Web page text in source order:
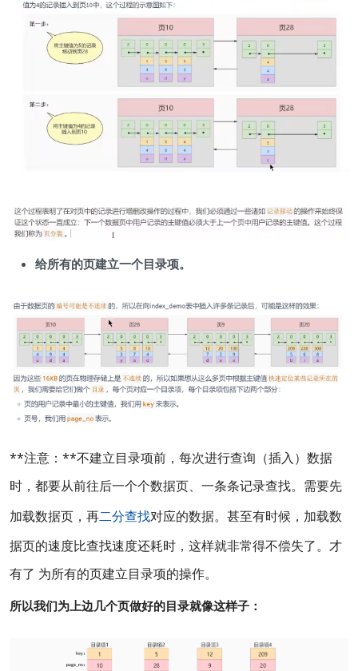
给所有的页建立一个目录项。
**注意：**不建立目录项前，每次进行查询（插入）数据
时，都要从前往后一个个数据页、一条条记录查找。需要先
加载数据页，再二分查找对应的数据。甚至有时候，加载数
据页的速度比查找速度还耗时，这样就非常得不偿失了。才
有了 为所有的页建立目录项的操作。
所以我们为上边几个页做好的目录就像这样子：